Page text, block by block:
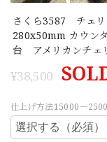
さくら3587 チェ
280x50mm カウ
台 アメリカンチェ
¥38,500
仕上げ方法15000－